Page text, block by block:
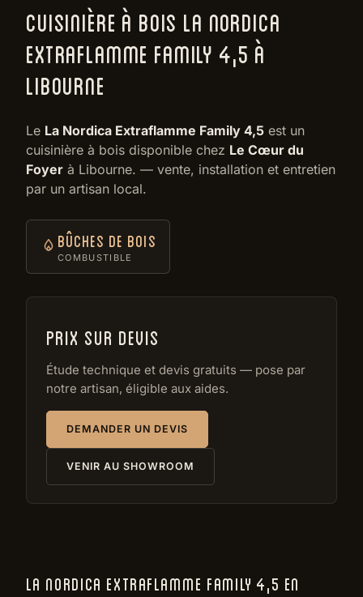
CUISINIÈRE À BOIS LA NORDICA
EXTRAFLAMME FAMILY 4,5 À
LIBOURNE
Le La Nordica Extraflamme Family 4,5 est un
cuisinière à bois disponible chez Le Cœur du
Foyer à Libourne. — vente, installation et entretien
par un artisan local.
Bûches de bois
COMBUSTIBLE
Prix sur devis
Étude technique et devis gratuits — pose par
notre artisan, éligible aux aides.
DEMANDER UN DEVIS
VENIR AU SHOWROOM
LA NORDICA EXTRAFLAMME FAMILY 4,5 EN